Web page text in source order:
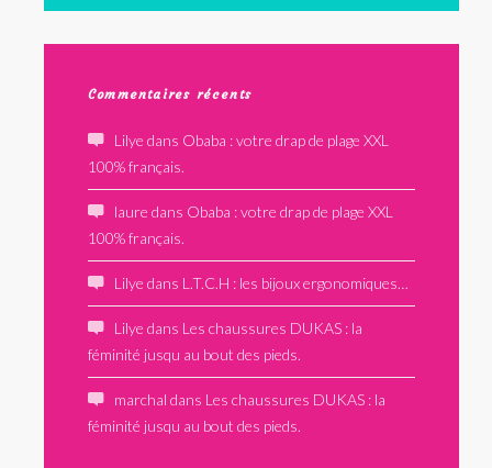
Commentaires récents
Lilye dans Obaba : votre drap de plage XXL
100% français.
laure dans Obaba : votre drap de plage XXL
100% français.
Lilye dans L.T.C.H : les bijoux ergonomiques…
Lilye dans Les chaussures DUKAS : la
féminité jusqu au bout des pieds.
marchal dans Les chaussures DUKAS : la
féminité jusqu au bout des pieds.